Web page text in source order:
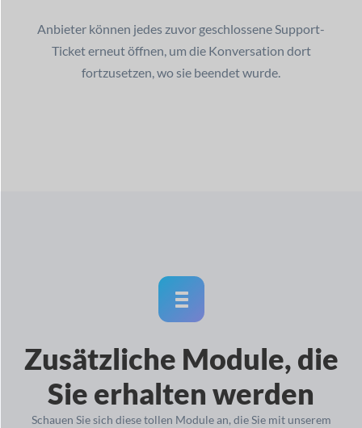
Anbieter können jedes zuvor geschlossene Support-
Ticket erneut öffnen, um die Konversation dort
fortzusetzen, wo sie beendet wurde.
Zusätzliche Module, die
Sie erhalten werden
Schauen Sie sich diese tollen Module an, die Sie mit unserem